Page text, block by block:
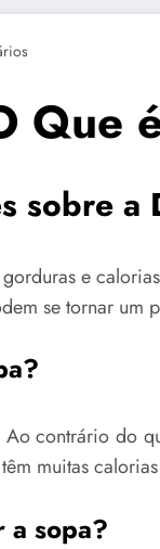
Que
sobre a
e
se tornar um
contrário do
muitas
a sopa?